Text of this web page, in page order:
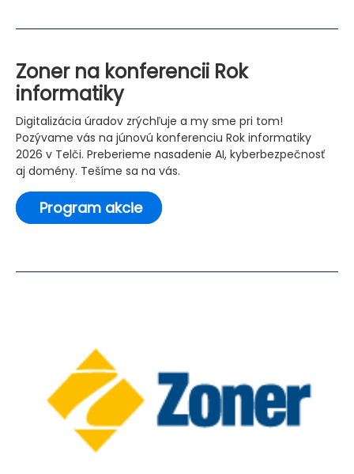
Zoner na konferencii Rok
informatiky
Digitalizácia úradov zrýchľuje a my sme pri tom!
Pozývame vás na júnovú konferenciu Rok informatiky
2026 v Telči. Preberieme nasadenie AI, kyberbezpečnosť
aj domény. Tešíme sa na vás.
Program akcie